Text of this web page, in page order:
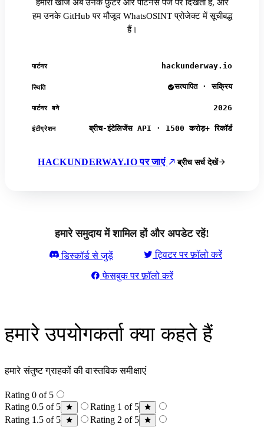
हमारी खोजें अब उनके फ़ुटर और पार्टनर्स पेज पर दिखती हैं, और
हम उनके GitHub पर मौजूद WhatsOSINT प्रोजेक्ट में सूचीबद्ध
हैं।
पार्टनर hackunderway.io
स्थिति सत्यापित · सक्रिय
पार्टनर बने 2026
इंटीग्रेशन ब्रीच-इंटेलिजेंस API · 1500 करोड़+ रिकॉर्ड
HACKUNDERWAY.IO पर जाएं ब्रीच सर्च देखें
हमारे समुदाय में शामिल हों और अपडेट रहें!
डिस्कॉर्ड से जुड़ें ट्विटर पर फ़ॉलो करें
फेसबुक पर फ़ॉलो करें
हमारे उपयोगकर्ता क्या कहते हैं
हमारे संतुष्ट ग्राहकों की वास्तविक समीक्षाएं
Rating 0 of 5
Rating 0.5 of 5
Rating 1 of 5
Rating 1.5 of 5
Rating 2 of 5